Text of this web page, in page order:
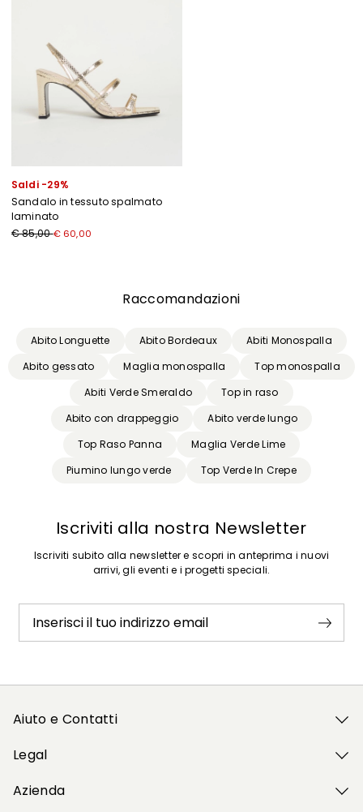
Saldi -29%
Sandalo in tessuto spalmato
laminato
€ 85,00€ 60,00
Raccomandazioni
Abito Longuette Abito Bordeaux
Abiti Monospalla
Abito gessato
Maglia monospalla
Top monospalla
Abiti Verde Smeraldo
Top in raso
Abito con drappeggio
Abito verde lungo
Top Raso Panna
Maglia Verde Lime
Piumino lungo verde
Top Verde In Crepe
Iscriviti alla nostra Newsletter
Iscriviti subito alla newsletter e scopri in anteprima i nuovi
arrivi, gli eventi e i progetti speciali.
Inserisci il tuo indirizzo email
Aiuto e Contatti
Legal
Azienda